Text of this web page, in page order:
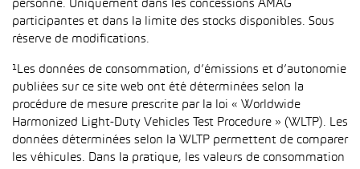
personne. Uniquement dans les concessions AMAG
participantes et dans la limite des stocks disponibles. Sous
réserve de modifications.
¹Les données de consommation, d’émissions et d’autonomie
publiées sur ce site web ont été déterminées selon la
procédure de mesure prescrite par la loi « Worldwide
Harmonized Light-Duty Vehicles Test Procedure » (WLTP). Les
données déterminées selon la WLTP permettent de comparer
les véhicules. Dans la pratique, les valeurs de consommation